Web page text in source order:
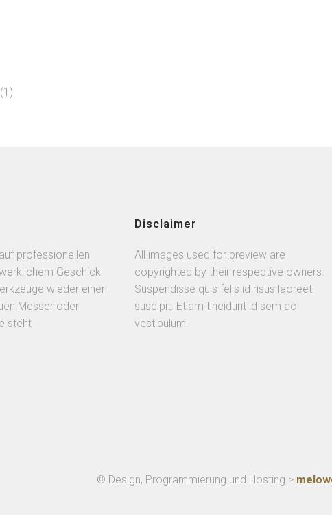
(1)
professionellen
Geschick
wieder einen
Messer oder
steht
Disclaimer
All images used for preview are
copyrighted by their respective owners.
Suspendisse quis felis id risus laoreet
suscipit. Etiam tincidunt id sem ac
vestibulum.
© Design, Programmierung und Hosting >